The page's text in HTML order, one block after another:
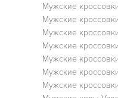
Мужские
Мужские
Мужские
Мужские
Мужские
Мужские
Мужские